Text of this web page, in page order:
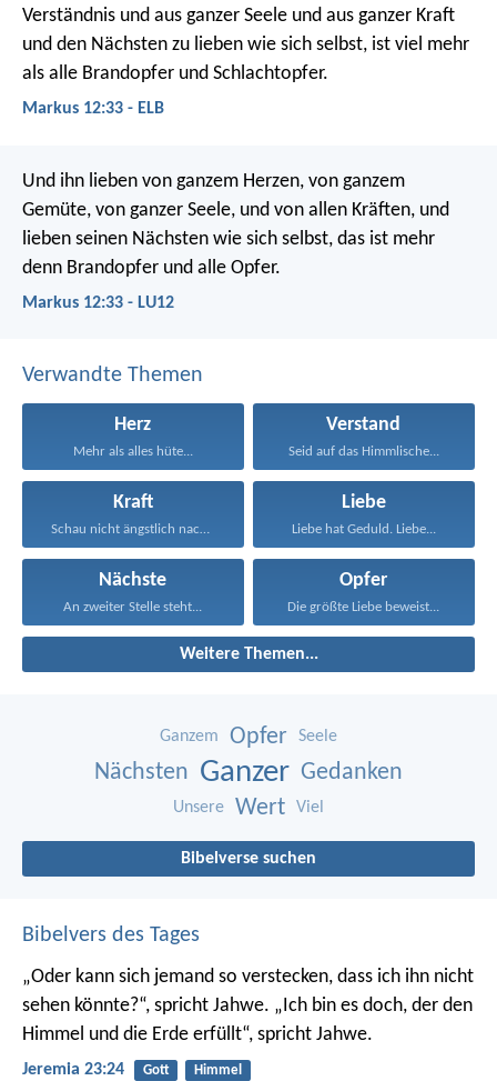
Verständnis und aus ganzer Seele und aus ganzer Kraft
und den Nächsten zu lieben wie sich selbst, ist viel mehr
als alle Brandopfer und Schlachtopfer.
Markus 12:33 - ELB
Und ihn lieben von ganzem Herzen, von ganzem
Gemüte, von ganzer Seele, und von allen Kräften, und
lieben seinen Nächsten wie sich selbst, das ist mehr
denn Brandopfer und alle Opfer.
Markus 12:33 - LU12
Verwandte Themen
Herz
Mehr als alles hüte...
Verstand
Seid auf das Himmlische...
Kraft
Schau nicht ängstlich nach...
Liebe
Liebe hat Geduld. Liebe...
Nächste
An zweiter Stelle steht...
Opfer
Die größte Liebe beweist...
Weitere Themen...
Ganzem Opfer Seele
Nächsten Ganzer Gedanken
Unsere Wert Viel
Bibelverse suchen
Bibelvers des Tages
„Oder kann sich jemand so verstecken, dass ich ihn nicht
sehen könnte?“, spricht Jahwe. „Ich bin es doch, der den
Himmel und die Erde erfüllt“, spricht Jahwe.
Jeremia 23:24 Gott Himmel